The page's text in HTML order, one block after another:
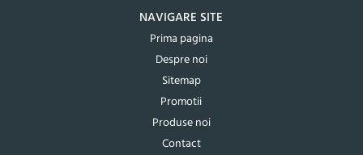
NAVIGARE SITE
Prima pagina
Despre noi
Sitemap
Promotii
Produse noi
Contact